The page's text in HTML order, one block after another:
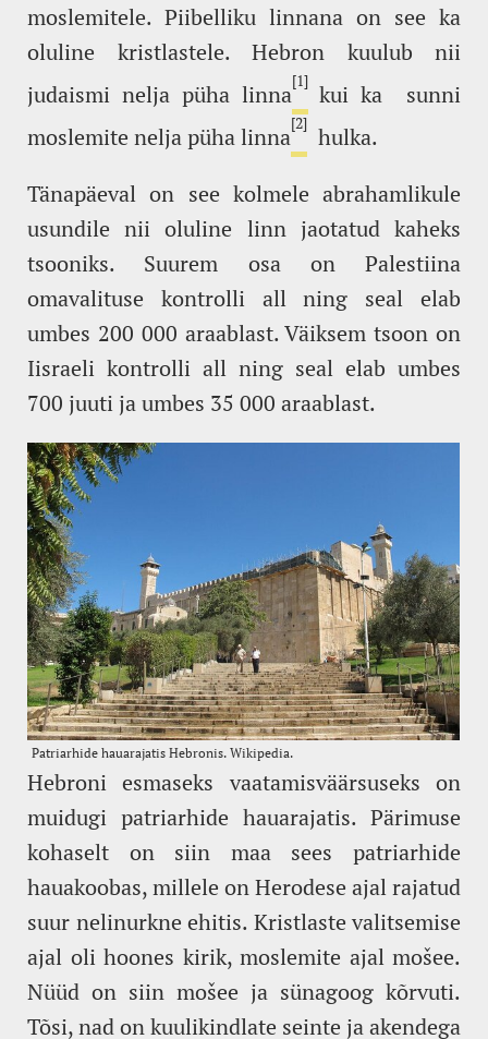
moslemitele. Piibelliku linnana on see ka
oluline kristlastele. Hebron kuulub nii
judaismi nelja püha linna[1]kui ka sunni
moslemite nelja püha linna[2] hulka.
Tänapäeval on see kolmele abrahamlikule
usundile nii oluline linn jaotatud kaheks
tsooniks. Suurem osa on Palestiina
omavalituse kontrolli all ning seal elab
umbes 200 000 araablast. Väiksem tsoon on
Iisraeli kontrolli all ning seal elab umbes
700 juuti ja umbes 35 000 araablast.
Hebroni esmaseks vaatamisväärsuseks on
muidugi patriarhide hauarajatis. Pärimuse
kohaselt on siin maa sees patriarhide
hauakoobas, millele on Herodese ajal rajatud
suur nelinurkne ehitis. Kristlaste valitsemise
ajal oli hoones kirik, moslemite ajal mošee.
Nüüd on siin mošee ja sünagoog kõrvuti.
Tõsi, nad on kuulikindlate seinte ja akendega